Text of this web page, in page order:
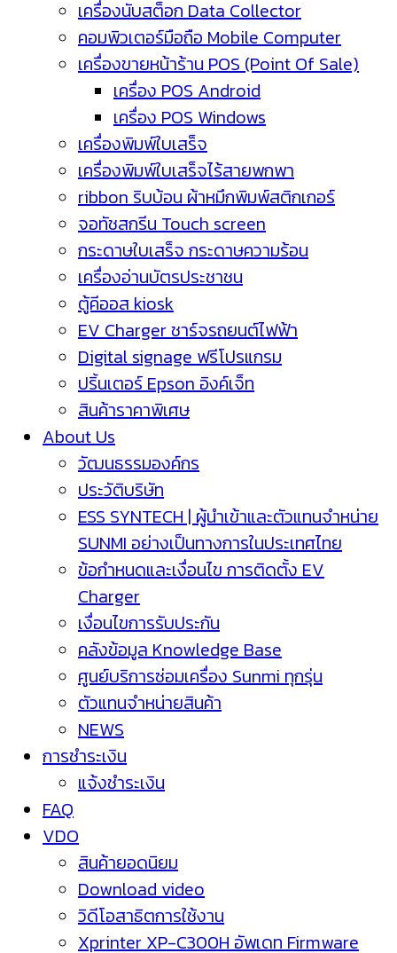
เครื่องนับสต็อก Data Collector
คอมพิวเตอร์มือถือ Mobile Computer
เครื่องขายหน้าร้าน POS (Point Of Sale)
เครื่อง POS Android
เครื่อง POS Windows
เครื่องพิมพ์ใบเสร็จ
เครื่องพิมพ์ใบเสร็จไร้สายพกพา
ribbon ริบบ้อน ผ้าหมึกพิมพ์สติกเกอร์
จอทัชสกรีน Touch screen
กระดาษใบเสร็จ กระดาษความร้อน
เครื่องอ่านบัตรประชาชน
ตู้คีออส kiosk
EV Charger ชาร์จรถยนต์ไฟฟ้า
Digital signage ฟรีโปรแกรม
ปริ้นเตอร์ Epson อิงค์เจ็ท
สินค้าราคาพิเศษ
About Us
วัฒนธรรมองค์กร
ประวัติบริษัท
ESS SYNTECH | ผู้นำเข้าและตัวแทนจำหน่าย
SUNMI อย่างเป็นทางการในประเทศไทย
ข้อกำหนดและเงื่อนไข การติดตั้ง EV
Charger
เงื่อนไขการรับประกัน
คลังข้อมูล Knowledge Base
ศูนย์บริการซ่อมเครื่อง Sunmi ทุกรุ่น
ตัวแทนจำหน่ายสินค้า
NEWS
การชำระเงิน
แจ้งชำระเงิน
FAQ
VDO
สินค้ายอดนิยม
Download video
วิดีโอสาธิตการใช้งาน
Xprinter XP-C300H อัพเดท Firmware